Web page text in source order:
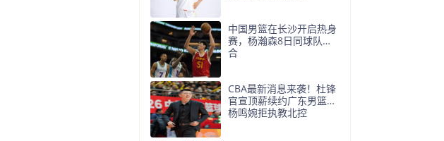
中国男篮在长沙开启热身
赛，杨瀚森8日同球队会
合
CBA最新消息来袭！杜锋
官宣顶薪续约广东男篮，
杨鸣婉拒执教北控